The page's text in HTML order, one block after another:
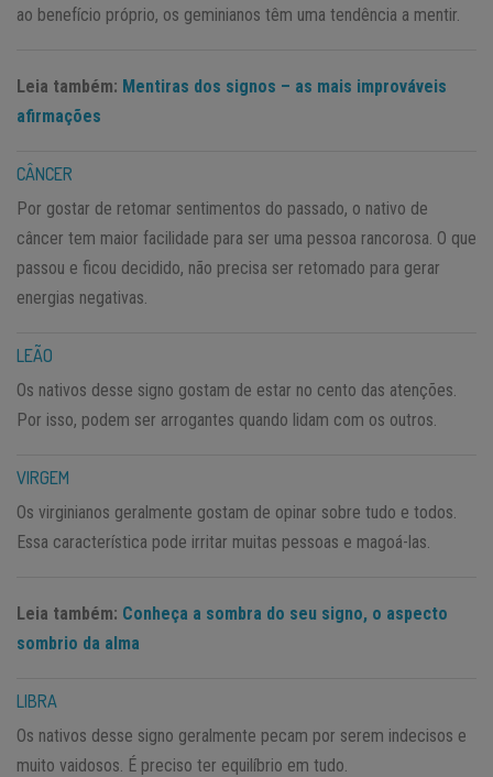
ao benefício próprio, os geminianos têm uma tendência a mentir.
Leia também: Mentiras dos signos – as mais improváveis
afirmações
CÂNCER
Por gostar de retomar sentimentos do passado, o nativo de
câncer tem maior facilidade para ser uma pessoa rancorosa. O que
passou e ficou decidido, não precisa ser retomado para gerar
energias negativas.
LEÃO
Os nativos desse signo gostam de estar no cento das atenções.
Por isso, podem ser arrogantes quando lidam com os outros.
VIRGEM
Os virginianos geralmente gostam de opinar sobre tudo e todos.
Essa característica pode irritar muitas pessoas e magoá-las.
Leia também: Conheça a sombra do seu signo, o aspecto
sombrio da alma
LIBRA
Os nativos desse signo geralmente pecam por serem indecisos e
muito vaidosos. É preciso ter equilíbrio em tudo.